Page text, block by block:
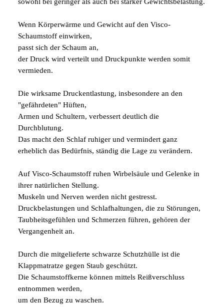
sowohl bei geringer als auch bei starker Gewichtsbelastung.
Wenn Körperwärme und Gewicht auf den Visco-
Schaumstoff einwirken,
passt sich der Schaum an,
der Druck wird verteilt und Druckpunkte werden somit
vermieden.
Die wirksame Druckentlastung, insbesondere an den
"gefährdeten" Hüften,
Armen und Schultern, verbessert deutlich die
Durchblutung.
Das macht den Schlaf ruhiger und vermindert ganz
erheblich das Bedürfnis, ständig die Lage zu verändern.
Auf Visco-Schaumstoff ruhen Wirbelsäule und Gelenke in
ihrer natürlichen Stellung.
Muskeln und Nerven werden nicht gestresst.
Druckbelastungen und Schlafhaltungen, die zu Störungen,
Taubheitsgefühlen und Schmerzen führen, gehören der
Vergangenheit an.
Durch die mitgelieferte schwarze Schutzhülle ist die
Klappmatratze gegen Staub geschützt.
Die Schaumstoffkerne können mittels Reißverschluss
entnommen werden,
um den Bezug zu waschen.